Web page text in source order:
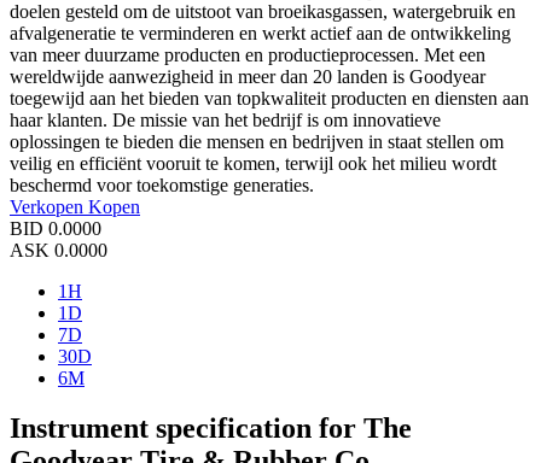
doelen gesteld om de uitstoot van broeikasgassen, watergebruik en
afvalgeneratie te verminderen en werkt actief aan de ontwikkeling
van meer duurzame producten en productieprocessen. Met een
wereldwijde aanwezigheid in meer dan 20 landen is Goodyear
toegewijd aan het bieden van topkwaliteit producten en diensten aan
haar klanten. De missie van het bedrijf is om innovatieve
oplossingen te bieden die mensen en bedrijven in staat stellen om
veilig en efficiënt vooruit te komen, terwijl ook het milieu wordt
beschermd voor toekomstige generaties.
Verkopen Kopen
BID 0.0000
ASK 0.0000
1H
1D
7D
30D
6M
Instrument specification for The